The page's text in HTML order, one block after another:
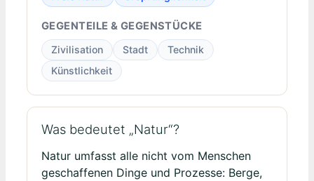
GEGENTEILE & GEGENSTÜCKE
Zivilisation Stadt
Technik
Künstlichkeit
Was bedeutet „Natur“?
Natur umfasst alle nicht vom Menschen
geschaffenen Dinge und Prozesse: Berge,